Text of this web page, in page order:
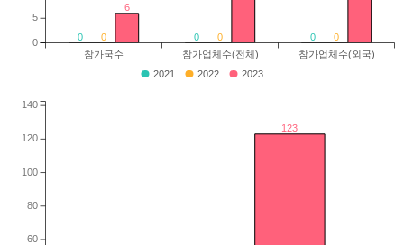
0 0 0
0 0 0
6
참가국수 참가업체수(전체) 참가업체수(외국)
0
5
2021 2022 2023
123
60
80
100
120
140